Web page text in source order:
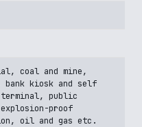
coal and mine,
bank kiosk and self
public
proof
oil and gas etc.